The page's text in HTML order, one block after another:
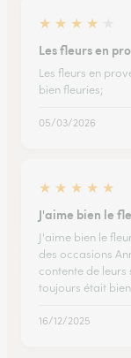
★ ★ ★ ★
Les fleurs en
Les fleurs en
bien fleuries;
05/03/2026
★ ★ ★ ★ ★
J'aime bien le
J'aime bien le
des occasions
contente de
toujours était
16/12/2025